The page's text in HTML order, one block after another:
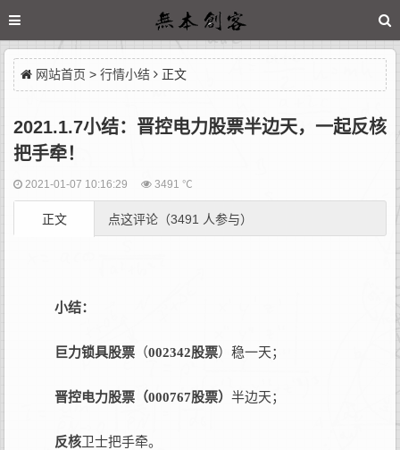
网站首页 > 行情小结 正文
2021.1.7小结：晋控电力股票半边天，一起反核
把手牵！
2021-01-07 10:16:29 3491 ℃
正文 点这评论（3491 人参与）
小结：
巨力锁具股票 （002342股票）稳一天；
晋控电力股票（000767股票） 半边天；
反核卫士把手牵。